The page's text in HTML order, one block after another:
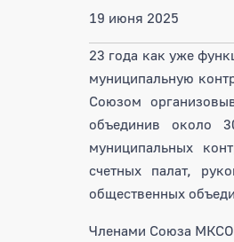
19 июня 2025
23 года как уже
муниципальную
Союзом
объединив около
муниципальных
счетных палат,
общественных
Членами Союза МКСО